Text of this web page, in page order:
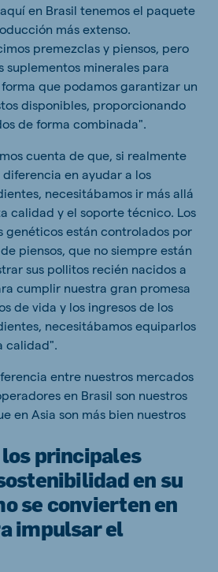
en Brasil tenemos el paquete
más extenso.
premezclas y piensos, pero
minerales para
que podamos garantizar un
disponibles, proporcionando
de forma combinada".
cuenta de que, si realmente
en ayudar a los
necesitábamos ir más allá
calidad y el soporte técnico. Los
genéticos están controlados por
piensos, que no siempre están
sus pollitos recién nacidos a
cumplir nuestra gran promesa
de vida y los ingresos de los
necesitábamos equiparlos
calidad".
entre nuestros mercados
en Brasil son nuestros
en Asia son más bien nuestros
los principales
en su
se convierten en
impulsar el